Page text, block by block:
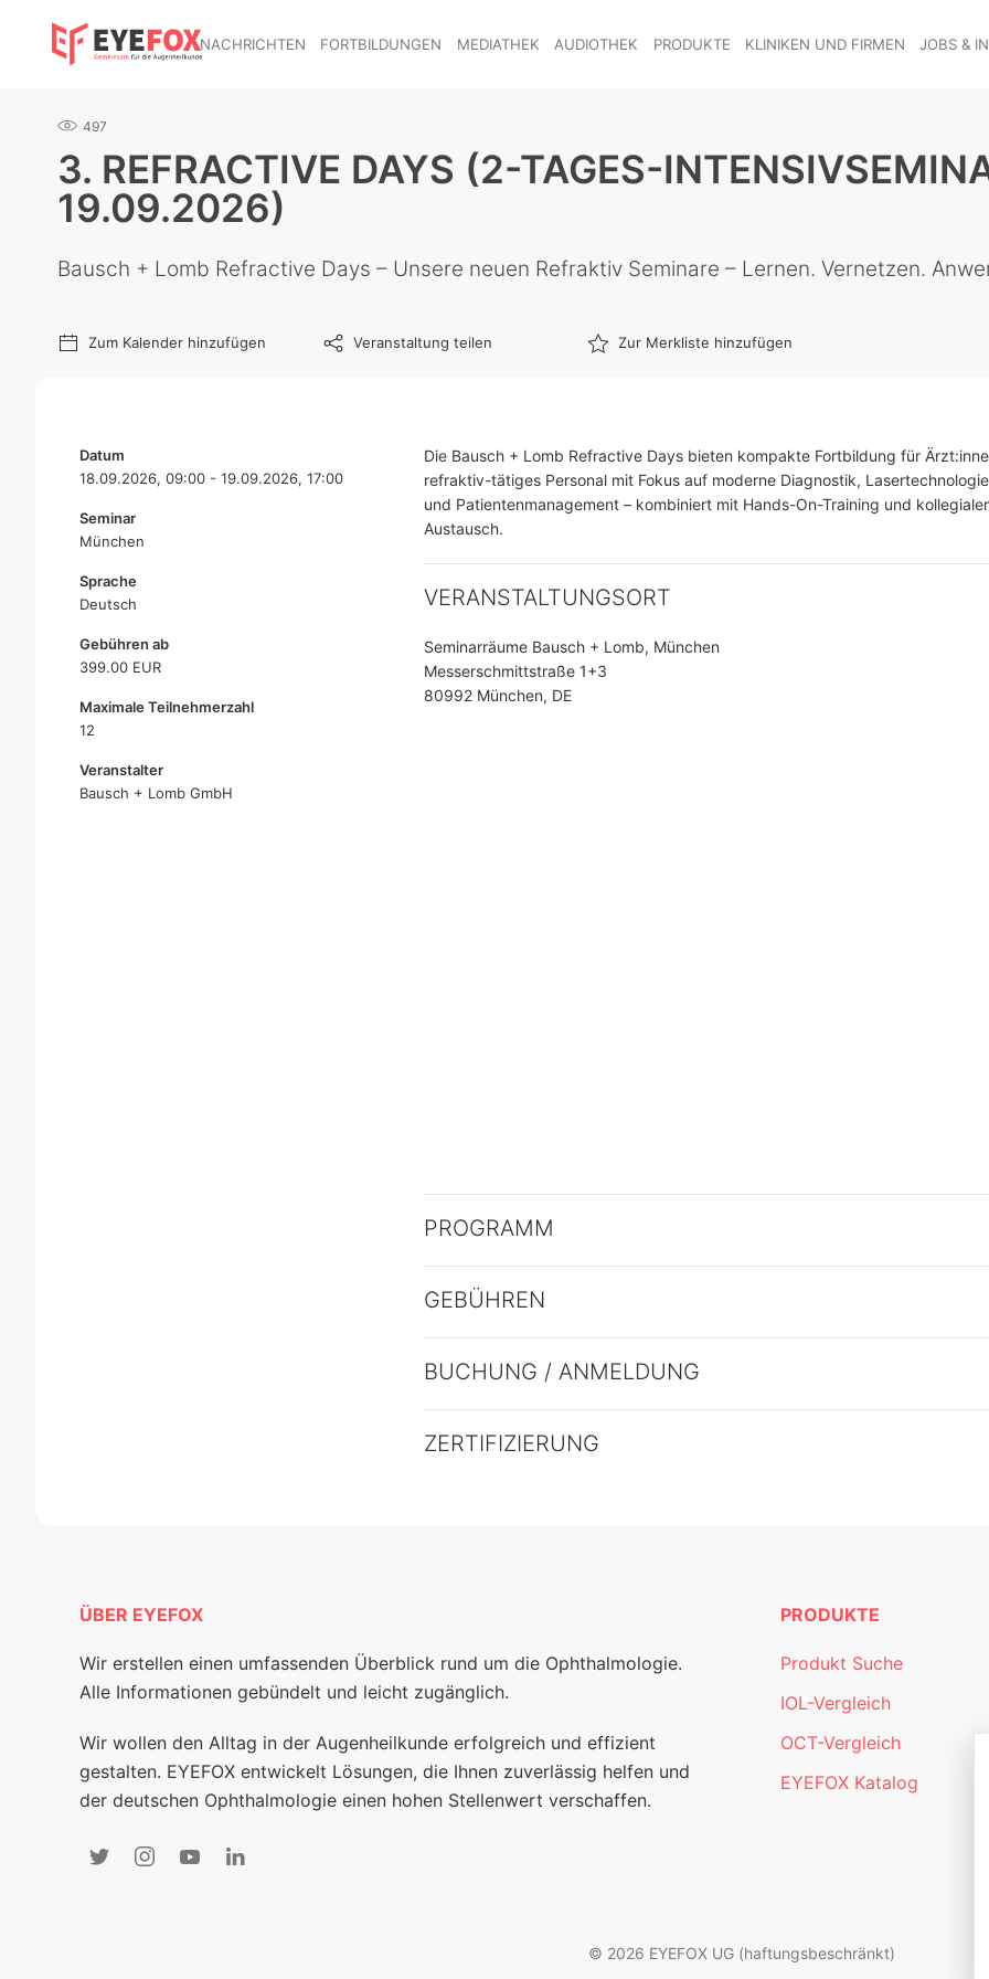
NACHRICHTEN FORTBILDUNGEN MEDIATHEK AUDIOTHEK PRODUKTE KLINIKEN UND FIRMEN JOBS &
497
3. REFRACTIVE DAYS (2-TAGES-
19.09.2026)
Bausch + Lomb Refractive Days – Unsere neuen Refraktiv Seminare – Lernen. Vernetzen.
Zum Kalender hinzufügen Veranstaltung teilen Zur Merkliste hinzufügen
Datum
18.09.2026, 09:00 - 19.09.2026, 17:00
Seminar
München
Sprache
Deutsch
Gebühren ab
399.00 EUR
Maximale Teilnehmerzahl
12
Veranstalter
Bausch + Lomb GmbH
Die Bausch + Lomb Refractive Days bieten kompakte Fortbildung für
refraktiv-tätiges Personal mit Fokus auf moderne Diagnostik,
und Patientenmanagement – kombiniert mit Hands-On-Training und
Austausch.
VERANSTALTUNGSORT
Seminarräume Bausch + Lomb, München
Messerschmittstraße 1+3
80992 München, DE
PROGRAMM
GEBÜHREN
BUCHUNG / ANMELDUNG
ZERTIFIZIERUNG
ÜBER EYEFOX
Wir erstellen einen umfassenden Überblick rund um die Ophthalmologie.
Alle Informationen gebündelt und leicht zugänglich.
Wir wollen den Alltag in der Augenheilkunde erfolgreich und effizient
gestalten. EYEFOX entwickelt Lösungen, die Ihnen zuverlässig helfen und
der deutschen Ophthalmologie einen hohen Stellenwert verschaffen.
PRODUKTE
Produkt Suche
IOL-Vergleich
OCT-Vergleich
EYEFOX Katalog
© 2026 EYEFOX UG (haftungsbeschränkt)